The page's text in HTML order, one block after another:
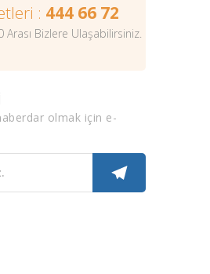
: 444 66 72
Bizlere Ulaşabilirsiniz.
olmak için e-